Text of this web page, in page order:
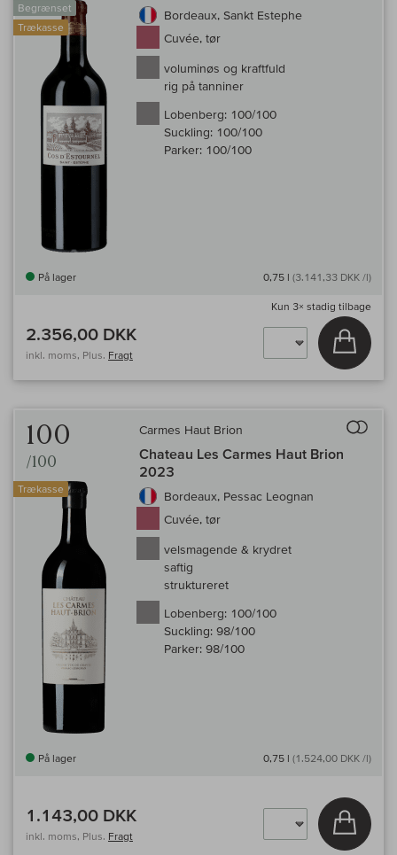
Begrænset
Trækasse
Bordeaux, Sankt Estephe
Cuvée, tør
voluminøs og kraftfuld
rig på tanniner
Lobenberg: 100/100
Suckling: 100/100
Parker: 100/100
På lager 0,75 l (3.141,33 DKK /l)
Kun 3× stadig tilbage
2.356,00 DKK
inkl. moms, Plus. Fragt
Læg i
100
/100
Trækasse
Carmes Haut Brion
Chateau Les Carmes Haut Brion
2023
Bordeaux, Pessac Leognan
Cuvée, tør
velsmagende & krydret
saftig
struktureret
Lobenberg: 100/100
Suckling: 98/100
Parker: 98/100
På lager 0,75 l (1.524,00 DKK /l)
1.143,00 DKK
inkl. moms, Plus. Fragt
Læg i